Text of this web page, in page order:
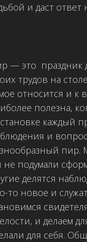
и даст ответ
— это праздник
трудов на
относится и к
полезна,
каждый
и
не подумали
делятся
то новое и
и делаем
для себя.